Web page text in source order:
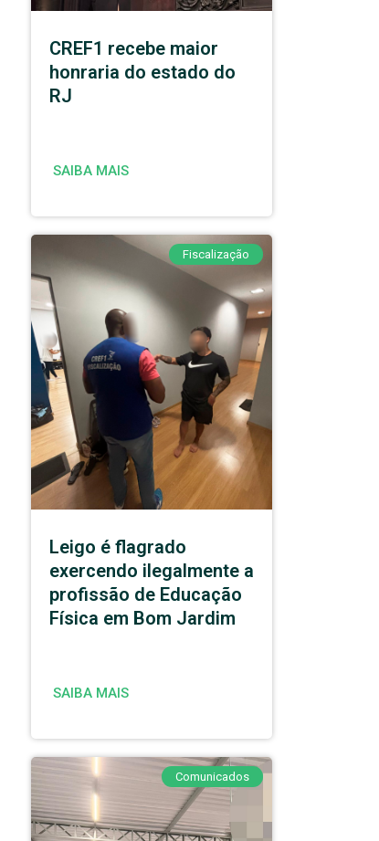
CREF1 recebe maior
honraria do estado do
RJ
SAIBA MAIS
Fiscalização
Leigo é flagrado
exercendo ilegalmente a
profissão de Educação
Física em Bom Jardim
SAIBA MAIS
Comunicados